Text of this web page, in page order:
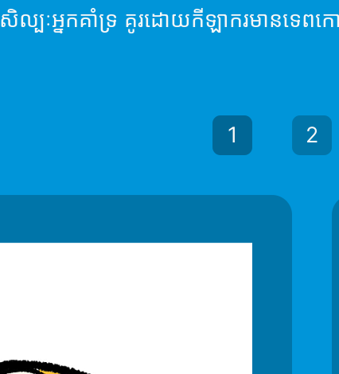
សិល្បៈអ្នកគាំទ្រ គូរដោយកីឡាករមានទេ
1 2